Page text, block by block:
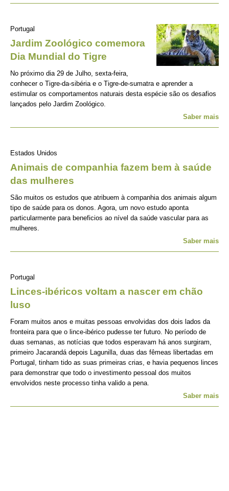
Portugal
Jardim Zoológico comemora
Dia Mundial do Tigre
No próximo dia 29 de Julho, sexta-feira,
conhecer o Tigre-da-sibéria e o Tigre-de-sumatra e aprender a
estimular os comportamentos naturais desta espécie são os desafios
lançados pelo Jardim Zoológico.
Saber mais
Estados Unidos
Animais de companhia fazem bem à saúde
das mulheres
São muitos os estudos que atribuem à companhia dos animais algum
tipo de saúde para os donos. Agora, um novo estudo aponta
particularmente para beneficios ao nível da saúde vascular para as
mulheres.
Saber mais
Portugal
Linces-ibéricos voltam a nascer em chão
luso
Foram muitos anos e muitas pessoas envolvidas dos dois lados da
fronteira para que o lince-ibérico pudesse ter futuro. No período de
duas semanas, as notícias que todos esperavam há anos surgiram,
primeiro Jacarandá depois Lagunilla, duas das fêmeas libertadas em
Portugal, tinham tido as suas primeiras crias, e havia pequenos linces
para demonstrar que todo o investimento pessoal dos muitos
envolvidos neste processo tinha valido a pena.
Saber mais